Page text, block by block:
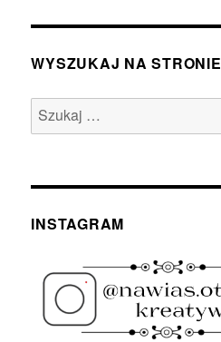
WYSZUKAJ NA STRONIE
Szukaj:
INSTAGRAM